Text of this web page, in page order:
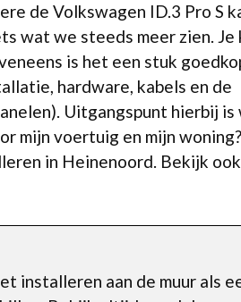
de Volkswagen ID.3 Pro S
wat we steeds meer zien. Je
is het een stuk
hardware, kabels en de
Uitgangspunt hierbij is
mijn voertuig en mijn
in Heinenoord. Bekijk ook
installeren aan de muur als